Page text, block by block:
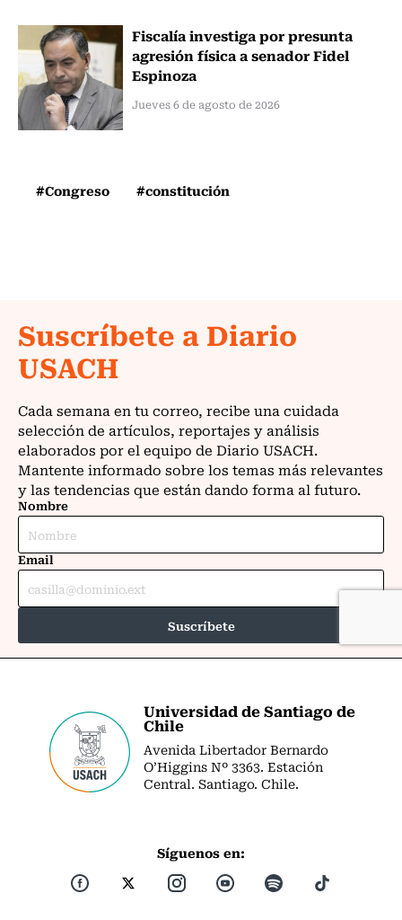
Fiscalía investiga por presunta
agresión física a senador Fidel
Espinoza
Jueves 6 de agosto de 2026
#Congreso #constitución
Universidad de Santiago de
Chile
Avenida Libertador Bernardo
O’Higgins Nº 3363. Estación
Central. Santiago. Chile.
Síguenos en: